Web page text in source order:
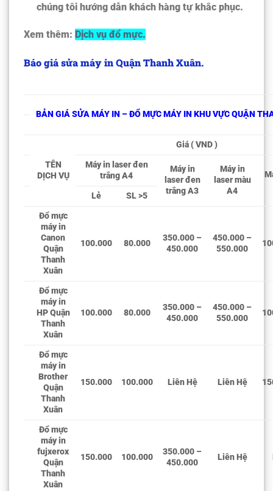
chúng tôi hướng dẫn khách hàng tự khắc phục.
Xem thêm: Dịch vụ đổ mực.
Báo giá sửa máy in Quận Thanh Xuân.
BẢN GIÁ SỬA MÁY IN – ĐỔ MỰC MÁY IN KHU VỰC QUẬN
TÊN
DỊCH VỤ
Giá ( VND )
Máy in laser đen
trắng A4
Máy in
laser đen
trắng A3
Máy in
laser màu
A4
Lẻ
SL >5
Đổ mực
máy in
Canon
Quận
Thanh
Xuân
100.000 80.000
350.000 –
450.000
450.000 –
550.000
Đổ mực
máy in
HP Quận
Thanh
Xuân
100.000 80.000
350.000 –
450.000
450.000 –
550.000
Đổ mực
máy in
Brother
Quận
Thanh
Xuân
150.000 100.000 Liên Hệ Liên Hệ
Đổ mực
máy in
fujxerox
Quận
Thanh
Xuân
150.000 100.000
350.000 –
450.000
Liên Hệ